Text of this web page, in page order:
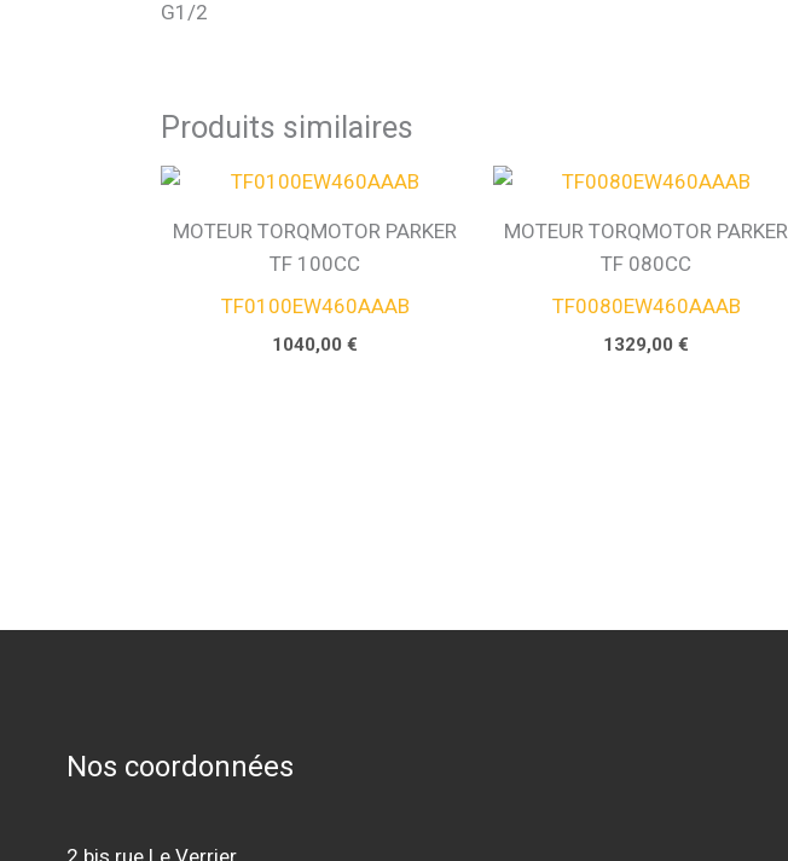
G1/2
Produits similaires
MOTEUR TORQMOTOR PARKER
TF 100CC
TF0100EW460AAAB
1040,00€
MOTEUR TORQMOTOR PARKER
TF 080CC
TF0080EW460AAAB
1329,00€
Nos coordonnées